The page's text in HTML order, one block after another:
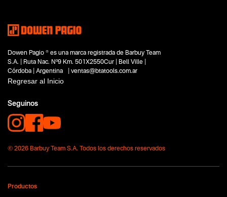
Dowen Pagio ® es una marca registrada de Barbuy Team
S.A. | Ruta Nac. Nº9 Km. 501X2550Cur | Bell Ville |
Córdoba | Argentina | ventas@btatools.com.ar
Regresar al Inicio
Seguinos
© 2026 Barbuy Team S.A. Todos los derechos reservados
Productos